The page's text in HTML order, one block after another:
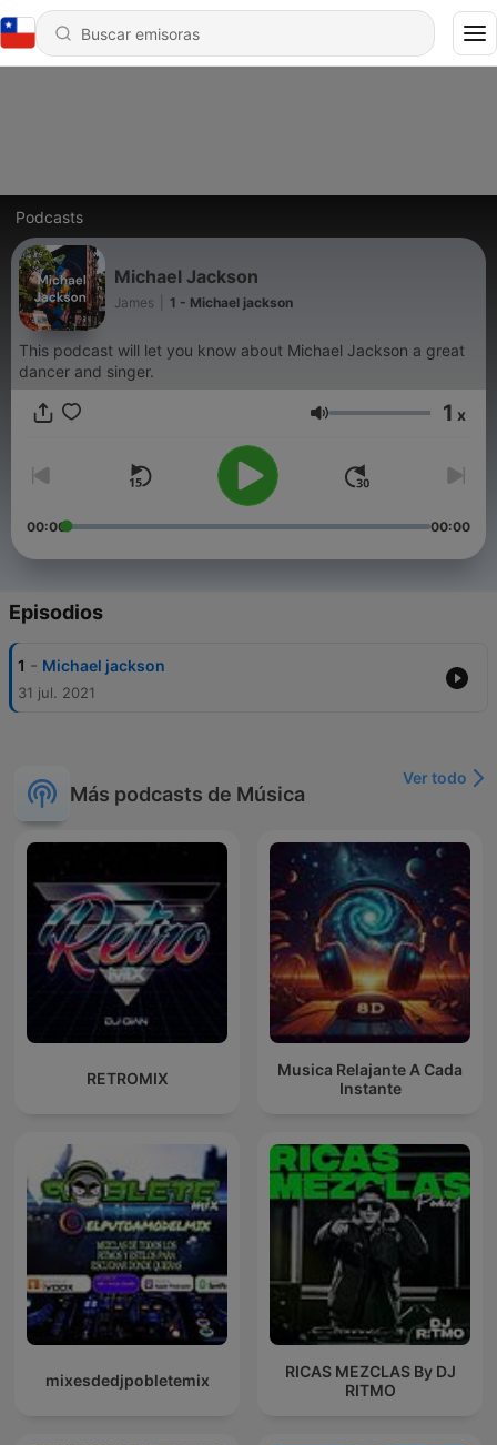
Podcasts
Michael Jackson
James 1 - Michael jackson
This podcast will let you know about Michael Jackson a great
dancer and singer.
Volumen 1 x
00:00 00:00
Episodios
1 - Michael jackson
31 jul. 2021
Más podcasts de Música
Ver todo
RETROMIX
Musica Relajante A Cada
Instante
mixesdedjpobletemix
RICAS MEZCLAS By DJ
RITMO